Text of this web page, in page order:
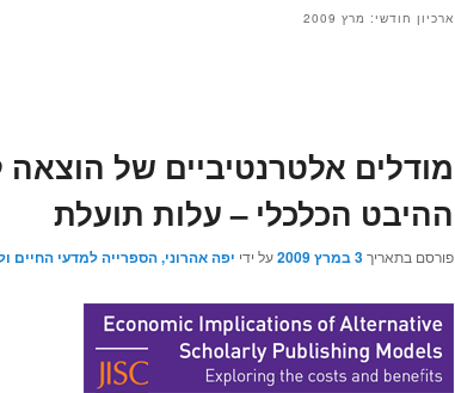
ארכיון חודשי: מרץ 2009
מודלים אלטרנטיביים של הוצאה
ההיבט הכלכלי – עלות תועלת
פורסם בתאריך3 במרץ 2009 על ידי יפה אהרוני, הספרייה למדעי החיים